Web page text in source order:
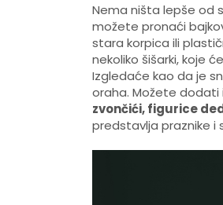
Nema ništa lepše od
možete pronaći
stara korpica ili
nekoliko šišarki, koje
Izgledaće kao da je
oraha. Možete dodati
zvončići, figurice
predstavlja praznike